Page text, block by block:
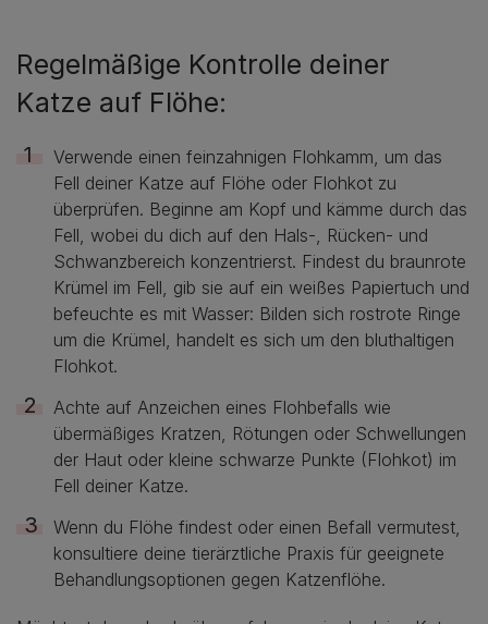
Regelmäßige Kontrolle deiner
Katze auf Flöhe:
Verwende einen feinzahnigen Flohkamm, um das
Fell deiner Katze auf Flöhe oder Flohkot zu
überprüfen. Beginne am Kopf und kämme durch das
Fell, wobei du dich auf den Hals-, Rücken- und
Schwanzbereich konzentrierst. Findest du braunrote
Krümel im Fell, gib sie auf ein weißes Papiertuch und
befeuchte es mit Wasser: Bilden sich rostrote Ringe
um die Krümel, handelt es sich um den bluthaltigen
Flohkot.
Achte auf Anzeichen eines Flohbefalls wie
übermäßiges Kratzen, Rötungen oder Schwellungen
der Haut oder kleine schwarze Punkte (Flohkot) im
Fell deiner Katze.
Wenn du Flöhe findest oder einen Befall vermutest,
konsultiere deine tierärztliche Praxis für geeignete
Behandlungsoptionen gegen Katzenflöhe.